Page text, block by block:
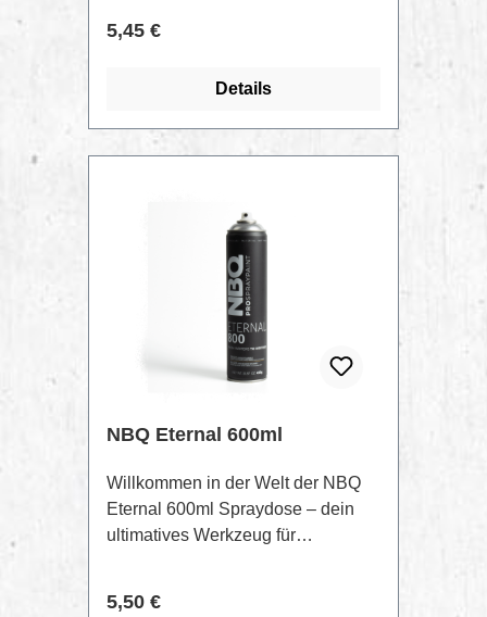
Detailreiche, aber auch
10 matten 500ml Farben und
Regulärer Preis:
5,45 €
Details
NBQ Eternal 600ml
Willkommen in der Welt der NBQ
Eternal 600ml Spraydose – dein
ultimatives Werkzeug für
anhaltende Formel: Unsere NBQ
Regulärer Preis:
5,50 €